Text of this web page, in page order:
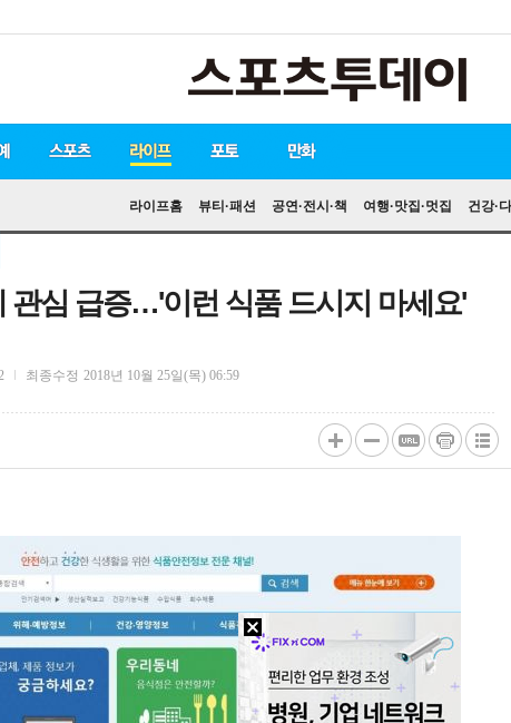
스포츠 라이프
라이프홈 뷰티·패션 공연·전시·책 여행·맛집·멋집 건강·
포토
만화
방탄
손흥민
유아인
관심 급증…'이런 식품 드시지 마세요'
최종수정 2018년 10월 25일(목) 06:59